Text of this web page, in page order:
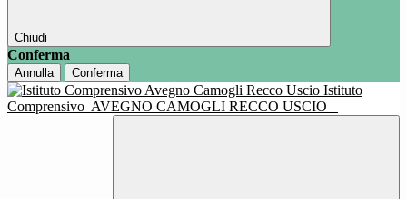
Chiudi
Conferma
Annulla Conferma
Istituto
Comprensivo AVEGNO CAMOGLI RECCO USCIO